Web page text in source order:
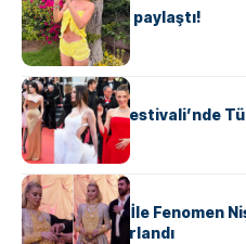
Tatil pozlarını paylaştı!
MAGAZIN
Cannes Film Festivali’nde
Öne Çıktı
MAGAZIN
Vanlı İş Adamı İle Fenomen
Taşımakta Zorlandı